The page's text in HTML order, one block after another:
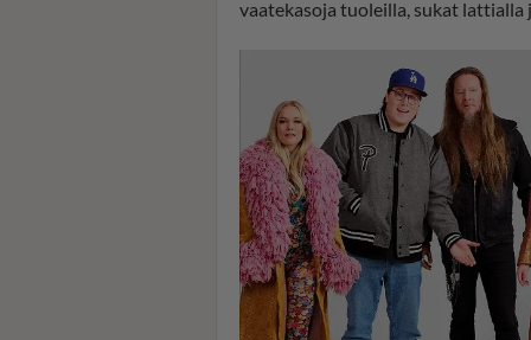
vaatekasoja tuoleilla, sukat lattialla